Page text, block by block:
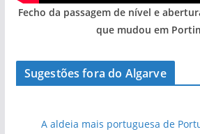
Fecho da passagem de nível e
que mudou em
Sugestões fora do Algarve
A aldeia mais portuguesa de